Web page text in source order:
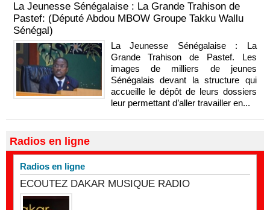
La Jeunesse Sénégalaise : La Grande Trahison de
Pastef: (Député Abdou MBOW Groupe Takku Wallu
Sénégal)
La Jeunesse Sénégalaise : La
Grande Trahison de Pastef. Les
images de milliers de jeunes
Sénégalais devant la structure qui
accueille le dépôt de leurs dossiers
leur permettant d’aller travailler en...
Radios en ligne
Radios en ligne
ECOUTEZ DAKAR MUSIQUE RADIO